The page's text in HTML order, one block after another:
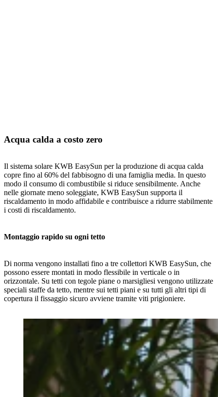
Acqua calda a costo zero
Il sistema solare KWB EasySun per la produzione di acqua calda
copre fino al 60% del fabbisogno di una famiglia media. In questo
modo il consumo di combustibile si riduce sensibilmente. Anche
nelle giornate meno soleggiate, KWB EasySun supporta il
riscaldamento in modo affidabile e contribuisce a ridurre stabilmente
i costi di riscaldamento.
Montaggio rapido su ogni tetto
Di norma vengono installati fino a tre collettori KWB EasySun, che
possono essere montati in modo flessibile in verticale o in
orizzontale. Su tetti con tegole piane o marsigliesi vengono utilizzate
speciali staffe da tetto, mentre sui tetti piani e su tutti gli altri tipi di
copertura il fissaggio sicuro avviene tramite viti prigioniere.